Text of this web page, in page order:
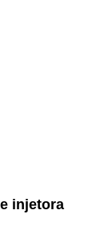
injetora